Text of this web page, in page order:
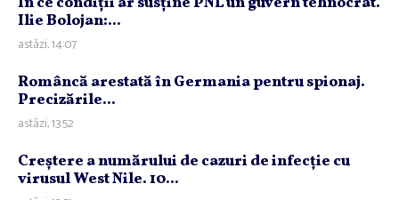
Ilie Bolojan:...
astăzi, 14:07
Româncă arestată în Germania pentru spionaj.
Precizările...
astăzi, 13:52
Creştere a numărului de cazuri de infecţie cu
virusul West Nile. 10...